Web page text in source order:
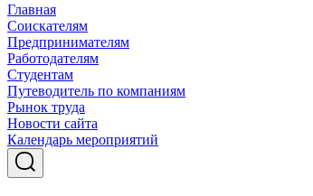
Главная
Соискателям
Предпринимателям
Работодателям
Студентам
Путеводитель по компаниям
Рынок труда
Новости сайта
Календарь мероприятий